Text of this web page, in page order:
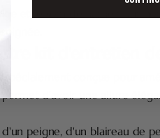
et le soin de barbe pour
kit d'entretien
conçue pour
d'avoir une allure
peigne, d'un blaireau de